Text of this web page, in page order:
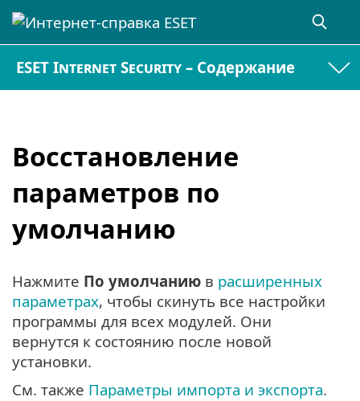
ESET Internet Security – Содержание
Восстановление
параметров по
умолчанию
Нажмите По умолчанию в расширенных
параметрах, чтобы скинуть все настройки
программы для всех модулей. Они
вернутся к состоянию после новой
установки.
См. также Параметры импорта и экспорта.